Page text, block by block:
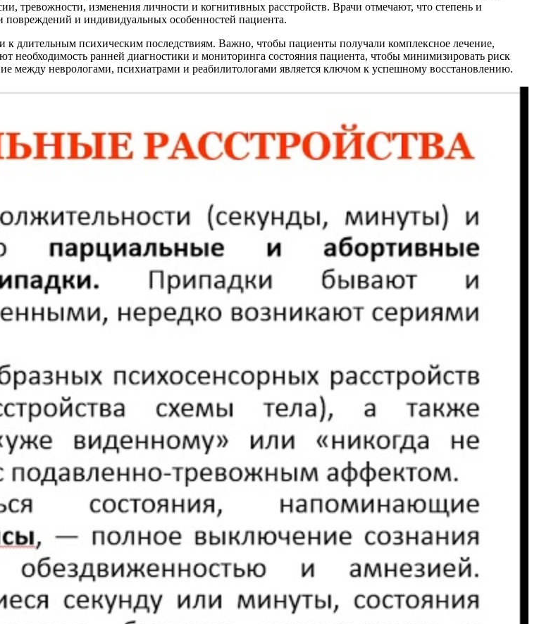
тревожности, изменения личности и когнитивных расстройств. Врачи отмечают, что степень и
повреждений и индивидуальных особенностей пациента.
к длительным психическим последствиям. Важно, чтобы пациенты получали комплексное лечение,
ранней диагностики и мониторинга состояния пациента, чтобы минимизировать риск
между неврологами, психиатрами и реабилитологами является ключом к успешному восстановлению.